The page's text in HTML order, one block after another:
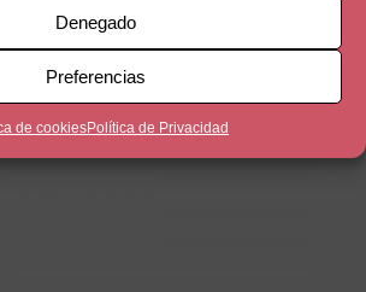
Denegado
Preferencias
de cookiesPolítica de Privacidad